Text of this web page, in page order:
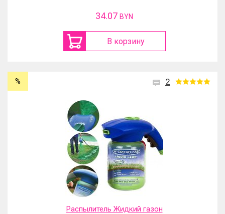
34.07 BYN
В корзину
2
%
Распылитель Жидкий газон